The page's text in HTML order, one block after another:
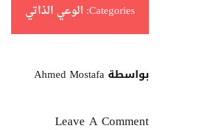
Categories: الوعي الذاتي
بواسطة Ahmed Mostafa
Leave A Comment